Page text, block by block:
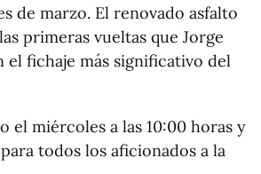
de marzo. El renovado asfalto
primeras vueltas que Jorge
el fichaje más significativo del
el miércoles a las 10:00 horas y
todos los aficionados a la